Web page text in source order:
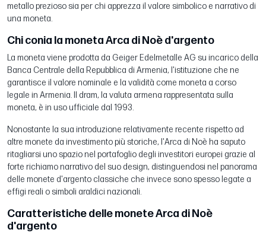
metallo prezioso sia per chi apprezza il valore simbolico e narrativo di
una moneta.
Chi conia la moneta Arca di Noè d'argento
La moneta viene prodotta da Geiger Edelmetalle AG su incarico della
Banca Centrale della Repubblica di Armenia, l'istituzione che ne
garantisce il valore nominale e la validità come moneta a corso
legale in Armenia. Il dram, la valuta armena rappresentata sulla
moneta, è in uso ufficiale dal 1993.
Nonostante la sua introduzione relativamente recente rispetto ad
altre monete da investimento più storiche, l'Arca di Noè ha saputo
ritagliarsi uno spazio nel portafoglio degli investitori europei grazie al
forte richiamo narrativo del suo design, distinguendosi nel panorama
delle monete d'argento classiche che invece sono spesso legate a
effigi reali o simboli araldici nazionali.
Caratteristiche delle monete Arca di Noè
d'argento